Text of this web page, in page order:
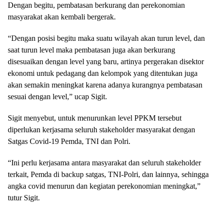
Dengan begitu, pembatasan berkurang dan perekonomian
masyarakat akan kembali bergerak.
“Dengan posisi begitu maka suatu wilayah akan turun level, dan
saat turun level maka pembatasan juga akan berkurang
disesuaikan dengan level yang baru, artinya pergerakan disektor
ekonomi untuk pedagang dan kelompok yang ditentukan juga
akan semakin meningkat karena adanya kurangnya pembatasan
sesuai dengan level,” ucap Sigit.
Sigit menyebut, untuk menurunkan level PPKM tersebut
diperlukan kerjasama seluruh stakeholder masyarakat dengan
Satgas Covid-19 Pemda, TNI dan Polri.
“Ini perlu kerjasama antara masyarakat dan seluruh stakeholder
terkait, Pemda di backup satgas, TNI-Polri, dan lainnya, sehingga
angka covid menurun dan kegiatan perekonomian meningkat,”
tutur Sigit.